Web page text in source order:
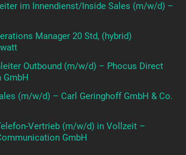
im Innendienst/Inside Sales (m/w/d) –
Manager 20 Std, (hybrid)
Outbound (m/w/d) – Phocus Direct
GmbH
(m/w/d) – Carl Geringhoff GmbH & Co.
Vertrieb (m/w/d) in Vollzeit –
GmbH